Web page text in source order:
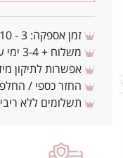
זמן אספקה: 3 - 10 ימי עסקים מאישור העסקה
משלוח + 3-4 ימי עסקים(צריכים לפני ? צרו איתנו קשר)
אפשרות לתיקון
החזר כספי / החלפת
תשלומים ללא